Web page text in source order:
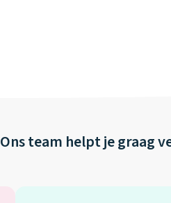
Ons team helpt je graag